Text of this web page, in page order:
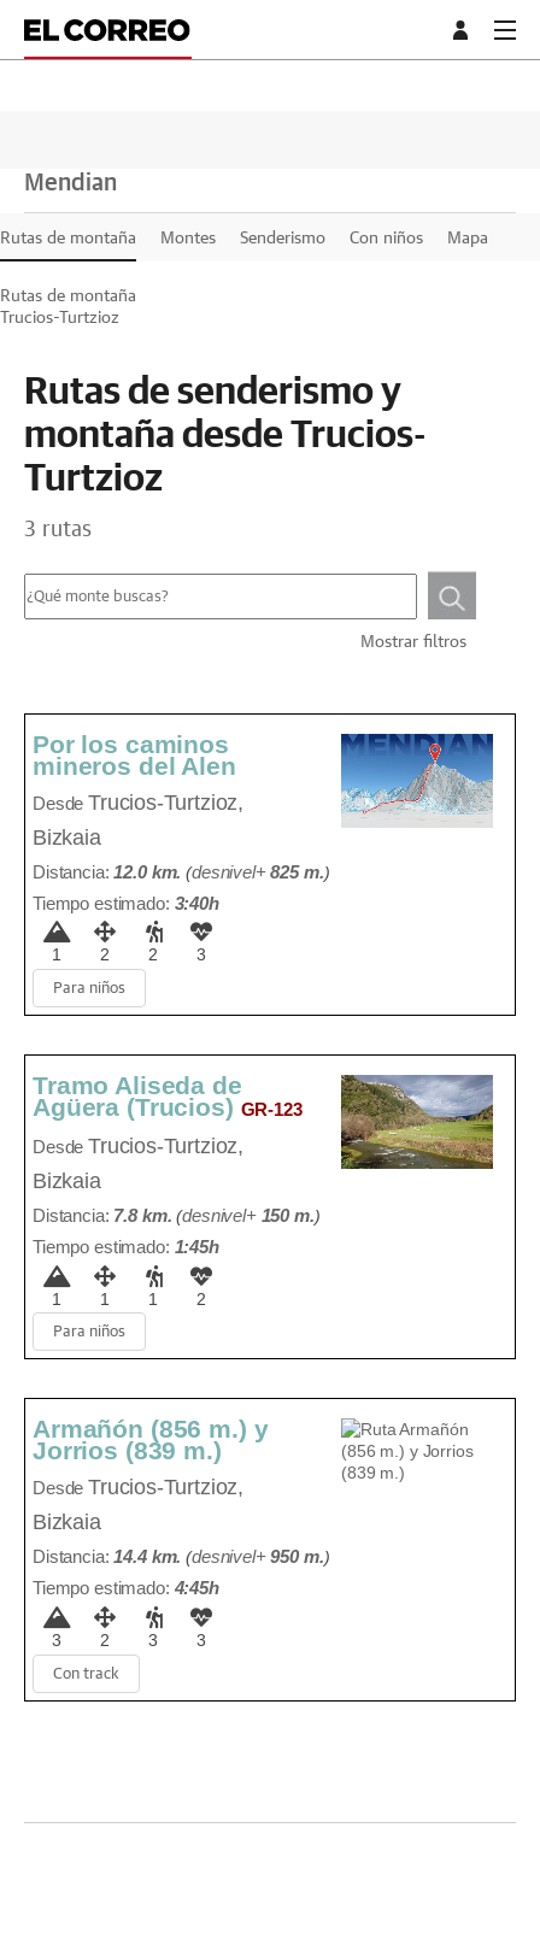
Mendian
Rutas de montaña Montes Senderismo Con niños Mapa
Rutas de montaña
Trucios-Turtzioz
Rutas de senderismo y
montaña desde Trucios-
Turtzioz
3 rutas
Mostrar filtros
Por los caminos
mineros del Alen
DesdeTrucios-Turtzioz,
Bizkaia
Distancia:12.0 km. (desnivel+825 m.)
Tiempo estimado: 3:40h
1 2 2 3
Para niños
Tramo Aliseda de
Agüera (Trucios) GR-123
DesdeTrucios-Turtzioz,
Bizkaia
Distancia: 7.8 km. (desnivel+ 150 m.)
Tiempo estimado: 1:45h
1 1 1 2
Para niños
Armañón (856 m.) y
Jorrios (839 m.)
DesdeTrucios-Turtzioz,
Bizkaia
Distancia:14.4 km. (desnivel+950 m.)
Tiempo estimado: 4:45h
3 2 3 3
Con track